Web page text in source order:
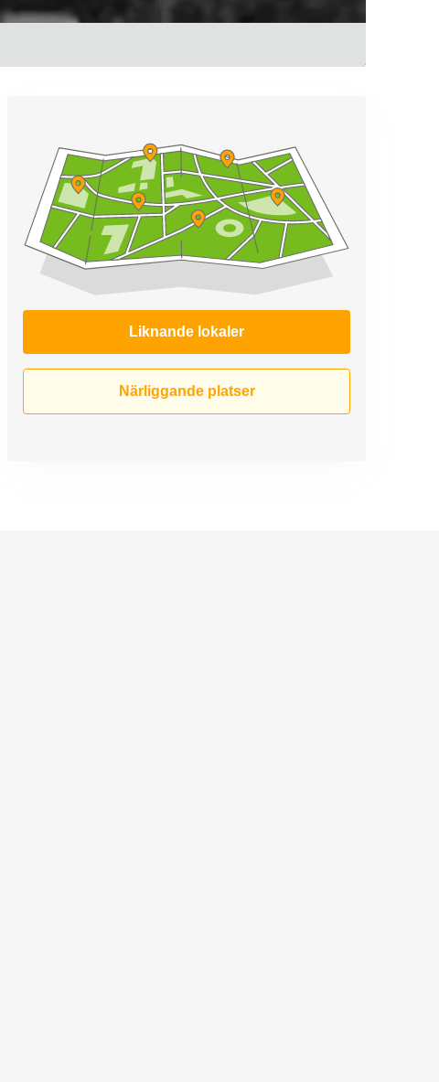
Liknande lokaler
Närliggande platser